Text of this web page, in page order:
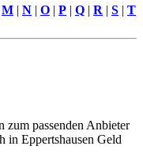
M | N | O | P | Q | R | S | T
zum passenden Anbieter
in Eppertshausen Geld